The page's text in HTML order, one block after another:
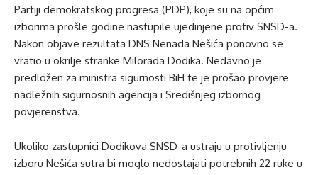
Partiji demokratskog progresa (PDP), koje su na općim
izborima prošle godine nastupile ujedinjene protiv SNSD-a.
Nakon objave rezultata DNS Nenada Nešića ponovno se
vratio u okrilje stranke Milorada Dodika. Nedavno je
predložen za ministra sigurnosti BiH te je prošao provjere
nadležnih sigurnosnih agencija i Središnjeg izbornog
povjerenstva.
Ukoliko zastupnici Dodikova SNSD-a ustraju u protivljenju
izboru Nešića sutra bi moglo nedostajati potrebnih 22 ruke u